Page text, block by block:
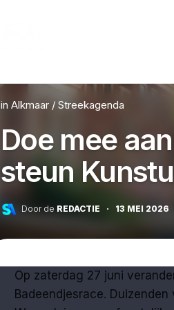
in Alkmaar / Streekagenda
Doe mee
steun
Door de REDACTIE · 13 MEI 2026
Op zaterdag 27 juni
Badeendjesrace.